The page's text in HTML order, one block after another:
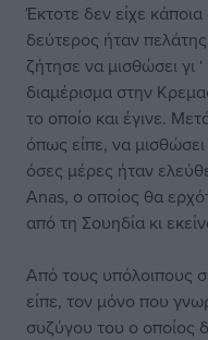
Έκτοτε δεν είχε
δεύτερος ήταν
ζήτησε να μισθώσει γι
διαμέρισμα στην
το οποίο και έγινε.
όπως είπε, να
όσες μέρες ήταν
Anas, ο οποίος θα
από τη Σουηδία κι
Από τους υπόλοιπους
είπε, τον μόνο που
συζύγου του ο οποίος